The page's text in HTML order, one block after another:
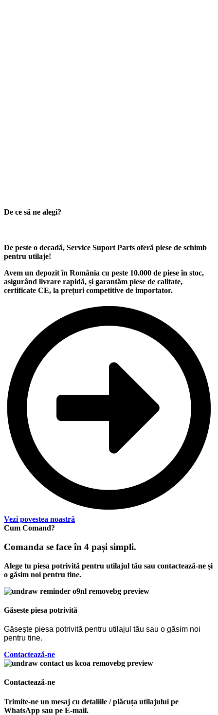
De ce să ne alegi?
De peste o decadă, Service Suport Parts oferă piese de schimb
pentru utilaje!
Avem un depozitîn România cu peste 10.000 de piese în stoc,
asigurând livrare rapidă, și garantăm piese de calitate,
certificate CE, la prețuri competitive de importator.
Vezi povestea noastră
Cum Comand?
Comanda se face în 4 pași simpli.
Alege tu piesa potrivită pentru utilajul tău sau contactează-ne și
o găsim noi pentru tine.
Găseste piesa potrivită
Găsește piesa potrivită pentru utilajul tău sau o găsim noi
pentru tine.
Contactează-ne
Contactează-ne
Trimite-ne un mesaj cu detaliile / plăcuța utilajului pe
WhatsApp sau pe E-mail.